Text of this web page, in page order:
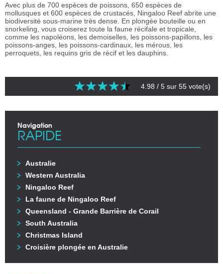
Avec plus de 700 espèces de poissons, 650 espèces de
mollusques et 600 espèces de crustacés, Ningaloo Reef abrite une
biodiversité sous-marine très dense. En plongée bouteille ou en
snorkeling, vous croiserez toute la faune récifale et tropicale,
comme les napoléons, les demoiselles, les poissons-papillons, les
poissons-anges, les poissons-cardinaux, les mérous, les
perroquets, les requins gris de récif et les dauphins.
4.98 / 5 sur 55 vote(s)
Navigation
RAPIDE
Australie
Western Australia
Ningaloo Reef
La faune de Ningaloo Reef
Queensland - Grande Barrière de Corail
South Australia
Christmas Island
Croisière plongée en Australie